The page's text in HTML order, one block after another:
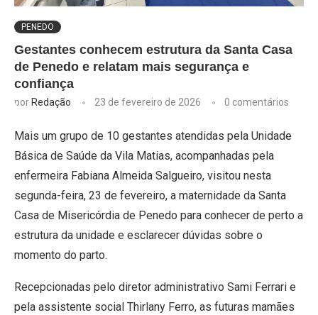
PENEDO
Gestantes conhecem estrutura da Santa Casa
de Penedo e relatam mais segurança e
confiança
por Redação 23 de fevereiro de 2026 0 comentários
Mais um grupo de 10 gestantes atendidas pela Unidade
Básica de Saúde da Vila Matias, acompanhadas pela
enfermeira Fabiana Almeida Salgueiro, visitou nesta
segunda-feira, 23 de fevereiro, a maternidade da Santa
Casa de Misericórdia de Penedo para conhecer de perto a
estrutura da unidade e esclarecer dúvidas sobre o
momento do parto.
Recepcionadas pelo diretor administrativo Sami Ferrari e
pela assistente social Thirlany Ferro, as futuras mamães